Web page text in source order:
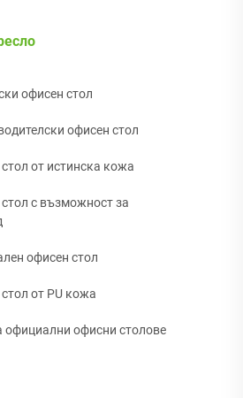
офисен стол
офисен стол
от истинска кожа
с възможност за
офисен стол
от PU кожа
официални офисни столове